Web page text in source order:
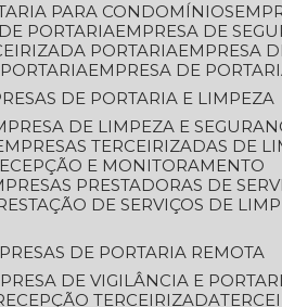
PARA CONDOMÍNIOS
PORTARIA
EMPRESA DE
PORTARIA
EMPRESA
PORTARIA
EMPRESA DE
DE PORTARIA E LIMPEZA
DE LIMPEZA E
EMPRESAS TERCEIRIZADAS DE
E MONITORAMENTO
PRESTADORAS DE
DE SERVIÇOS DE
DE PORTARIA REMOTA
DE VIGILÂNCIA E
TERCEIRIZADA